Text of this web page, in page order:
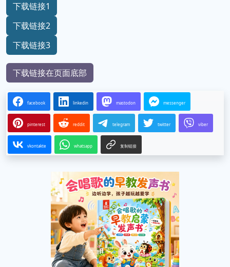
下载链接1
下载链接2
下载链接3
下载链接在页面底部
facebook linkedin mastodon messenger
pinterest reddit telegram twitter viber
vkontakte whatsapp 复制链接